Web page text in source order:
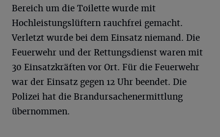
Bereich um die Toilette wurde mit
Hochleistungslüftern rauchfrei gemacht.
Verletzt wurde bei dem Einsatz niemand. Die
Feuerwehr und der Rettungsdienst waren mit
30 Einsatzkräften vor Ort. Für die Feuerwehr
war der Einsatz gegen 12 Uhr beendet. Die
Polizei hat die Brandursachenermittlung
übernommen.